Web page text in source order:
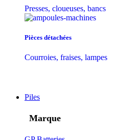
Presses, cloueuses, bancs
Pièces détachées
Courroies, fraises, lampes
Piles
Marque